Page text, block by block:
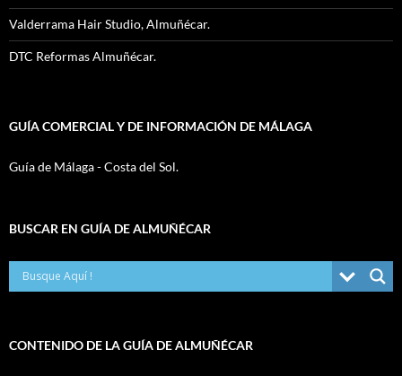
Valderrama Hair Studio, Almuñécar.
DTC Reformas Almuñécar.
GUÍA COMERCIAL Y DE INFORMACIÓN DE MÁLAGA
Guía de Málaga - Costa del Sol.
BUSCAR EN GUÍA DE ALMUÑÉCAR
CONTENIDO DE LA GUÍA DE ALMUÑÉCAR